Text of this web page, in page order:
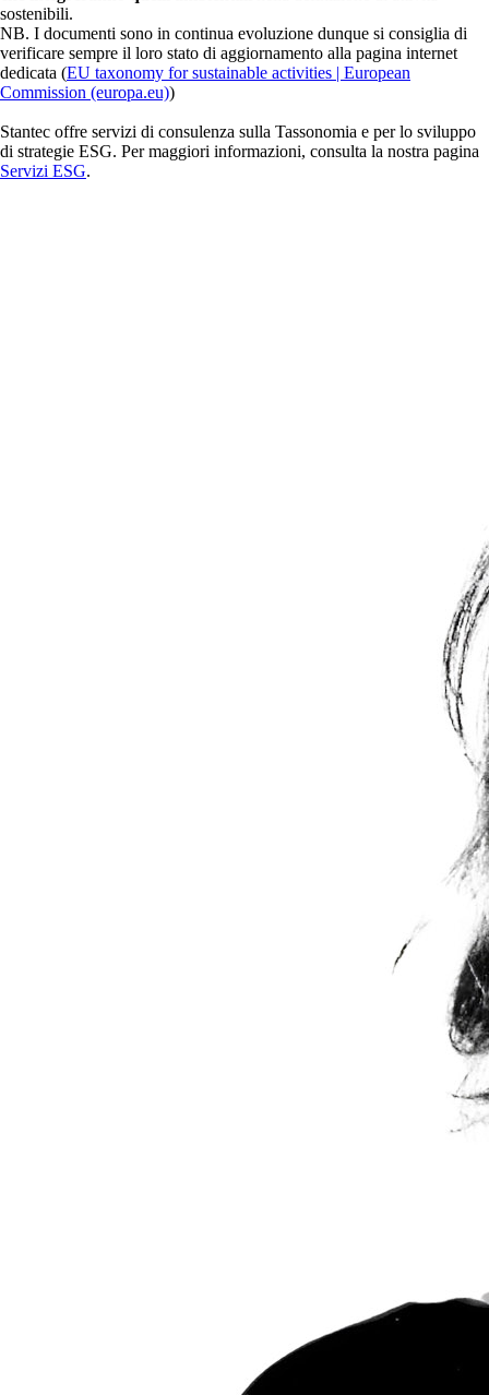
sostenibili.
NB. I documenti sono in continua evoluzione dunque si consiglia di
verificare sempre il loro stato di aggiornamento alla pagina internet
dedicata (EU taxonomy for sustainable activities | European
Commission (europa.eu))
Stantec offre servizi di consulenza sulla Tassonomia e per lo sviluppo
di strategie ESG. Per maggiori informazioni, consulta la nostra pagina
Servizi ESG.